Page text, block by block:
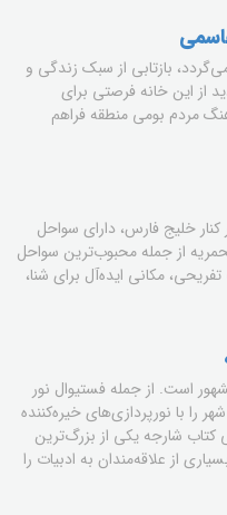
به قرن 19 میلادی بازمی‌گردد، بازتابی از سبک زندگی و
از این خانه فرصتی برای
مردم بومی منطقه فراهم
خلیج فارس، دارای سواحل
از جمله محبوب‌ترین سواحل
مکانی ایده‌آل برای شنا،
است. از جمله فستیوال نور
را با نورپردازی‌های خیره‌کننده
کتاب شارجه یکی از بزرگ‌ترین
از علاقه‌مندان به ادبیات را